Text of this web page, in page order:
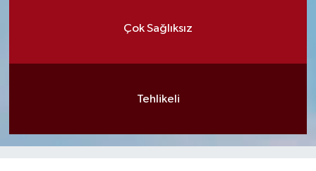
Çok Sağlıksız
Tehlikeli